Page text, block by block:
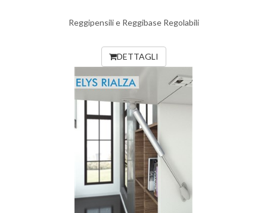
Reggipensili e Reggibase Regolabili
DETTAGLI